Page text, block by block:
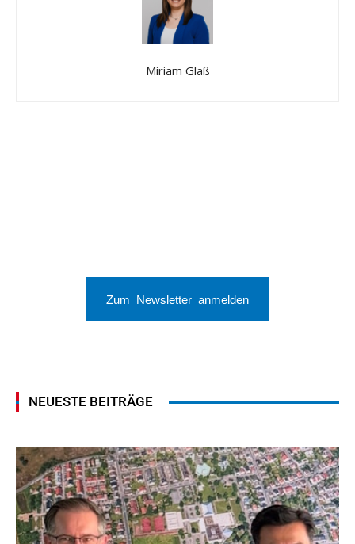
Miriam Glaß
Zum Newsletter anmelden
NEUESTE BEITRÄGE